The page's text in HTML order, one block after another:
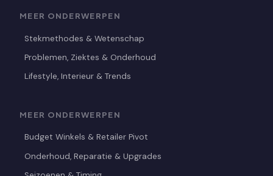
MEER ONDERWERPEN
Stekmethodes & Wetenschap
Problemen, Ziektes & Onderhoud
Lifestyle, Interieur & Trends
MEER ONDERWERPEN
Budget Winkels & Retailer Pivot
Onderhoud, Reparatie & Upgrades